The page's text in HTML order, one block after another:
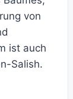
von
ist auch
Salish.